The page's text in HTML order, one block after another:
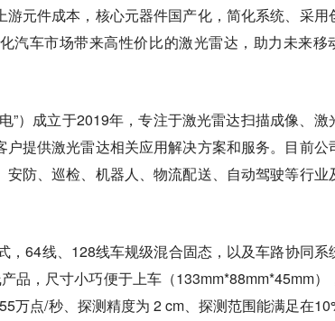
元件成本，核心元器件国产化，简化系统、采用
汽车市场带来高性价比的激光雷达，助力未来移
”）成立于2019年，专注于激光雷达扫描成像、激
提供激光雷达相关应用解决方案和服务。目前公
安防、巡检、机器人、物流配送、自动驾驶等行业
，64线、128线车规级混合固态，以及车路协同系
品，尺寸小巧便于上车（133mm*88mm*45mm）
万点/秒、探测精度为 2 cm、探测范围能满足在